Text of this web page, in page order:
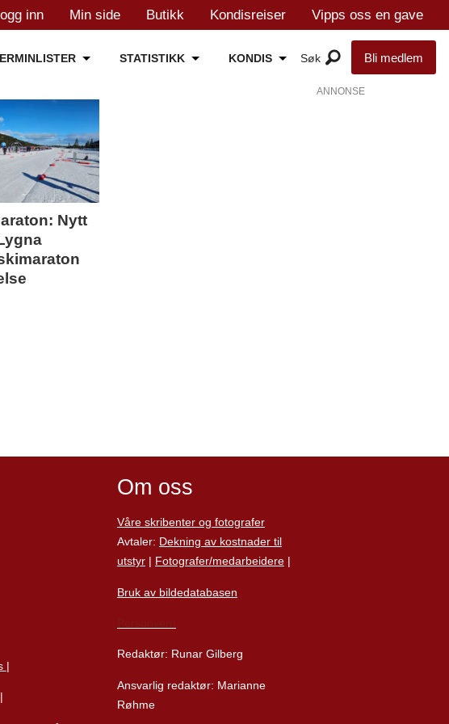
inn Min side Butikk Kondisreiser Vipps oss en gave
STATISTIKK KONDIS Bli medlem
Nytt
ANNONSE
|
Om oss
Våre skribenter og fotografer
Avtaler: Dekning av kostnader til
utstyr| Fotografer/medarbeidere|
Bruk av bildedatabasen
Redaktør: Runar Gilberg
Ansvarlig redaktør: Marianne
Røhme